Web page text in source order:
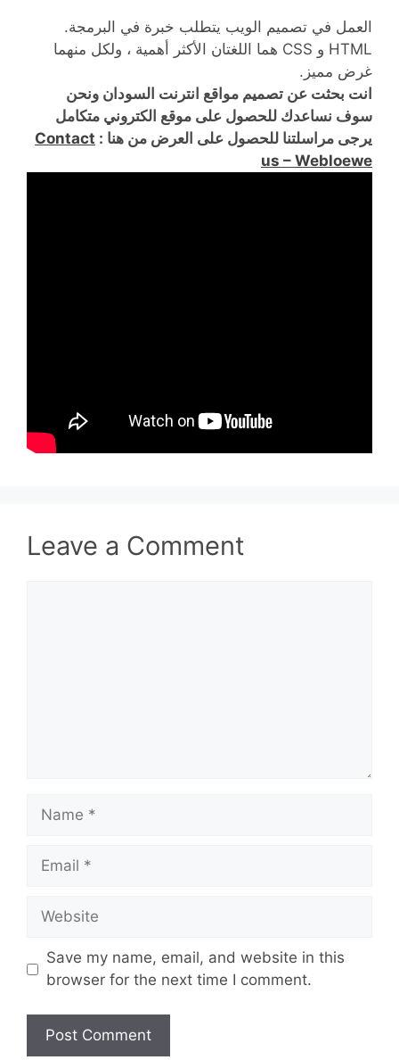
العمل في تصميم الويب يتطلب خبرة في البرمجة.
HTML و CSS هما اللغتان الأكثر أهمية ، ولكل منهما
غرض مميز.
انت بحثت عن تصميم مواقع انترنت السودان ونحن
سوف نساعدك للحصول على موقع الكتروني متكامل
يرجى مراسلتنا للحصول على العرض من هنا : Contact
us – Webloewe
Leave a Comment
Name
Email
Website
Save my name, email, and website in this
browser for the next time I comment.